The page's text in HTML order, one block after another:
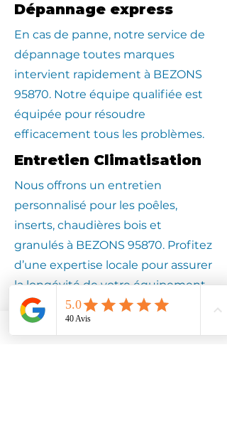
Dépannage express
En cas de panne, notre service de
dépannage toutes marques
intervient rapidement à BEZONS
95870. Notre équipe qualifiée est
équipée pour résoudre
efficacement tous les problèmes.
Entretien Climatisation
Nous offrons un entretien
personnalisé pour les poêles,
inserts, chaudières bois et
granulés à BEZONS 95870. Profitez
d’une expertise locale pour assurer
la longévité de votre équipement.